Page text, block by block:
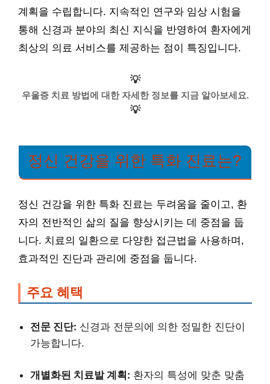
계획을 수립합니다. 지속적인 연구와 임상 시험을
통해 신경과 분야의 최신 지식을 반영하여 환자에게
최상의 의료 서비스를 제공하는 점이 특징입니다.
💡
우울증 치료 방법에 대한 자세한 정보를 지금 알아보세요.
💡
정신 건강을 위한 특화 진료는?
정신 건강을 위한 특화 진료는 두려움을 줄이고, 환
자의 전반적인 삶의 질을 향상시키는 데 중점을 둡
니다. 치료의 일환으로 다양한 접근법을 사용하며,
효과적인 진단과 관리에 중점을 둡니다.
주요 혜택
전문 진단: 신경과 전문의에 의한 정밀한 진단이
가능합니다.
개별화된 치료발 계획: 환자의 특성에 맞춘 맞춤